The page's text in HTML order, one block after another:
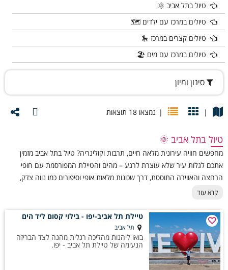
2. רמת גן:
הספארי, פארק לאומי ואגם.
3. הרצליה:
מרינה, חופי ים,פארק הרצליהושבילי הליכה.
4. פתח תקווה:
פארקים ירוקים ונחל הירקון.
5. ראש העין:
6. רמלה ולוד:
אתרי מורשת, שווקים והיסטוריה.
7. נס ציונה ורחובות:
פארקים, גנים ושבילי אופניים.
– מהים, דרך פארקים ירוקים,פיקניק בטבעועד אתרי טבע והיסטוריה. כל
עיר מביאה איתה אופי ייחודי, מסלולים נוחים ואטרקציות לכל גיל. פתרון מושלם
לטיול יום, בילוי משפחתי או יציאה ספונטנית מהשגרה.
טיול בתל אביב 🌞
טיולים במרכז עם ילדים 🗺️
טיולים קצרים במרכז 🎠
טיולים במרכז עם מים 🏖️
|
| נמצאו 18 תוצאות
סינון ומיון
טיול בתל אביב 🌞
מחפשים חוויה עירונית מלאה חיים, תרבות וקולינריה? טיול בתל אביב מזמין
אתכם לגלות עיר שלא עוצרת לרגע – מהים והטיילת המפורסמת עם חופי
הרחצה והאווירה התוססת, דרך שכונות מלאות אופי וסיפורים כמו נווה צדק,
פלורנטין והעיר הלבנה, ועד סצנת אוכל, אמנות ובילויים מהטובות בארץ. תל
ומציעה חוויה שמתאימה לזוגות, משפחות, קבוצות ומטיילים סקרנים בכל גיל.
קרא עוד
טיילת תל אביב-יפו - בילוי קסום ליד הים
תל אביב
בואו ליהנות מהליכה רגלית מהנה לצד הבריזה
הנעימה של טיילת תל אביב - יפו.